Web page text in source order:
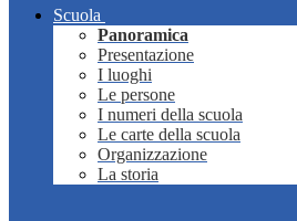
Scuola
Panoramica
Presentazione
I luoghi
Le persone
I numeri della scuola
Le carte della scuola
Organizzazione
La storia